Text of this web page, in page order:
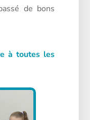
de bons
à toutes les